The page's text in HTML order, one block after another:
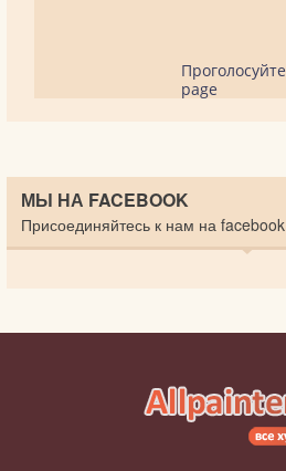
Проголосуйте
page
МЫ НА FACEBOOK
Присоединяйтесь к нам на facebook